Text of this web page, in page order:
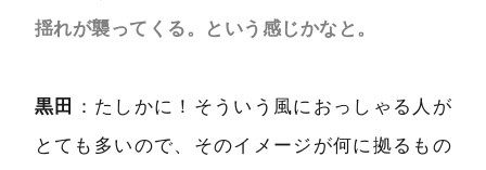
質量が大きいので、建物にはそれだけ大きな慣性力が働
ったとき、倒れたり壊れたりするんですね。一般的に建
物はもともと重力を支えるために上下方向に強い構造で
揺れが襲ってくる。という感じかなと。
黒田
：たしかに！そういう風におっしゃる人が
とても多いので、そのイメージが何に拠るもの